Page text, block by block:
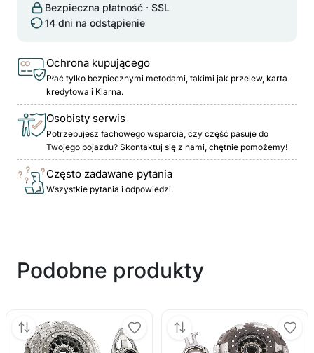
Bezpieczna płatność · SSL
14 dni na odstąpienie
Ochrona kupującego
Płać tylko bezpiecznymi metodami, takimi jak przelew, karta
kredytowa i Klarna.
Osobisty serwis
Potrzebujesz fachowego wsparcia, czy część pasuje do
Twojego pojazdu? Skontaktuj się z nami, chętnie pomożemy!
Często zadawane pytania
Wszystkie pytania i odpowiedzi.
Podobne produkty